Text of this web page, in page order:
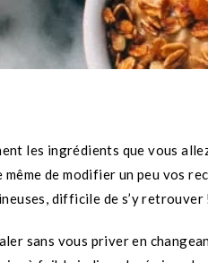
les ingrédients que vous
de modifier un peu vos
difficile de s’y retrouver
sans vous priver en